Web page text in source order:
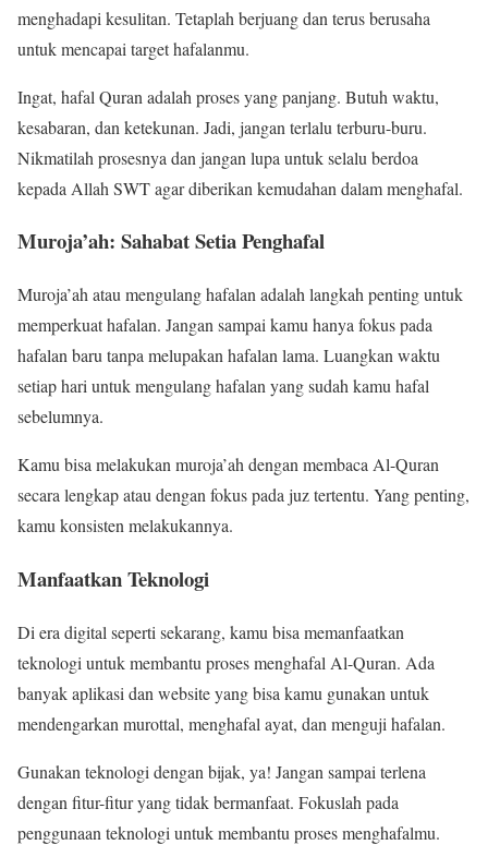
menghadapi kesulitan. Tetaplah berjuang dan terus berusaha
untuk mencapai target hafalanmu.
Ingat, hafal Quran adalah proses yang panjang. Butuh waktu,
kesabaran, dan ketekunan. Jadi, jangan terlalu terburu-buru.
Nikmatilah prosesnya dan jangan lupa untuk selalu berdoa
kepada Allah SWT agar diberikan kemudahan dalam menghafal.
Muroja’ah: Sahabat Setia Penghafal
Muroja’ah atau mengulang hafalan adalah langkah penting untuk
memperkuat hafalan. Jangan sampai kamu hanya fokus pada
hafalan baru tanpa melupakan hafalan lama. Luangkan waktu
setiap hari untuk mengulang hafalan yang sudah kamu hafal
sebelumnya.
Kamu bisa melakukan muroja’ah dengan membaca Al-Quran
secara lengkap atau dengan fokus pada juz tertentu. Yang penting,
kamu konsisten melakukannya.
Manfaatkan Teknologi
Di era digital seperti sekarang, kamu bisa memanfaatkan
teknologi untuk membantu proses menghafal Al-Quran. Ada
banyak aplikasi dan website yang bisa kamu gunakan untuk
mendengarkan murottal, menghafal ayat, dan menguji hafalan.
Gunakan teknologi dengan bijak, ya! Jangan sampai terlena
dengan fitur-fitur yang tidak bermanfaat. Fokuslah pada
penggunaan teknologi untuk membantu proses menghafalmu.